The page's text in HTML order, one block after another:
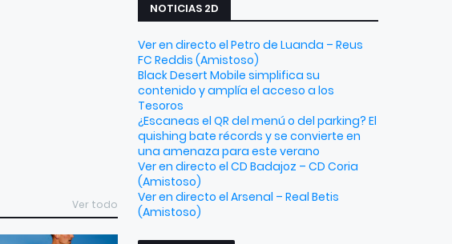
Ver todo
NOTICIAS 2D
Ver en directo el Petro de Luanda – Reus
FC Reddis (Amistoso)
Black Desert Mobile simplifica su
contenido y amplía el acceso a los
Tesoros
¿Escaneas el QR del menú o del parking? El
quishing bate récords y se convierte en
una amenaza para este verano
Ver en directo el CD Badajoz – CD Coria
(Amistoso)
Ver en directo el Arsenal – Real Betis
(Amistoso)